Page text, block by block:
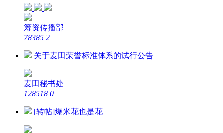
筹资传播部
78385 2
关于麦田荣誉标准体系的试行公告
麦田秘书处
128518 0
[转帖]爆米花也是花